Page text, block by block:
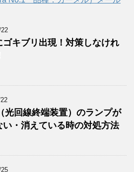
ゴキブリ出現！対策しなけれ
光回線終端装置）のランプが
い・消えている時の対処方法